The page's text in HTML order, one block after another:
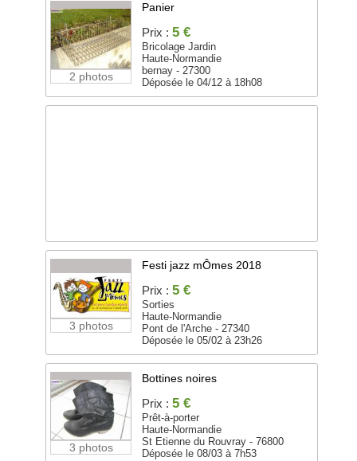
2 photos
Panier
Prix : 5 €
Bricolage Jardin
Haute-Normandie
bernay - 27300
Déposée le 04/12 à 18h08
3 photos
Festi jazz mÔmes 2018
Prix : 5 €
Sorties
Haute-Normandie
Pont de l'Arche - 27340
Déposée le 05/02 à 23h26
3 photos
Bottines noires
Prix : 5 €
Prêt-à-porter
Haute-Normandie
St Etienne du Rouvray - 76800
Déposée le 08/03 à 7h53